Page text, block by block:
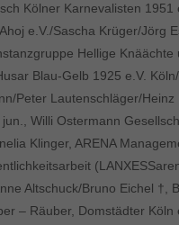
Kölner Karnevalisten 1951
e.V./Sascha Krüger/Jörg
Hellige Knäächte
Blau-Gelb 1925 e.V.
Peter Lautenschläger/Heinz
jun., Willi Ostermann
Klinger, ARENA
Altschuck/Bruno Eichel †,
– Räuber, Domstädter Köln